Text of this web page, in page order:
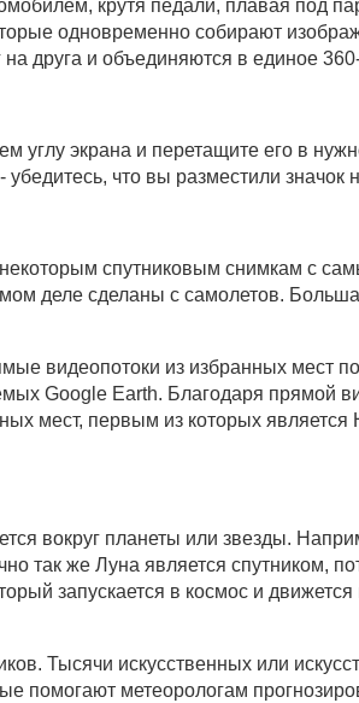
крутя педали, плавая под
одновременно собирают
друга и объединяются в единое
углу экрана и перетащите его в
что вы разместили значок
спутниковым снимкам с
деле сделаны с самолетов.
видеопотоки из избранных мест
Google Earth. Благодаря прямой
мест, первым из которых
вокруг планеты или звезды.
так же Луна является спутником,
запускается в космос и движется
Тысячи искусственных или
помогают метеорологам